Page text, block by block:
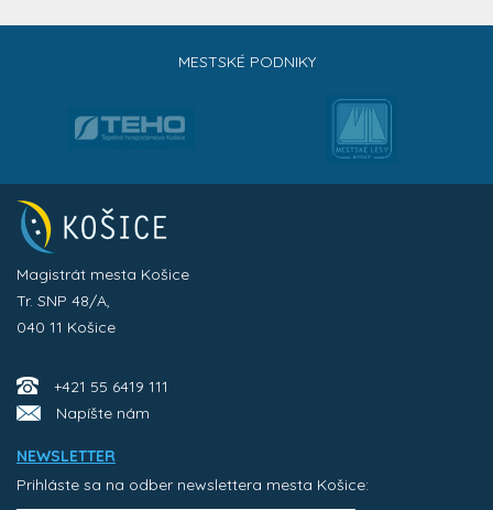
MESTSKÉ PODNIKY
Magistrát mesta Košice
Tr. SNP 48/A,
040 11 Košice
+421 55 6419 111
Napíšte nám
NEWSLETTER
Prihláste sa na odber newslettera mesta Košice: